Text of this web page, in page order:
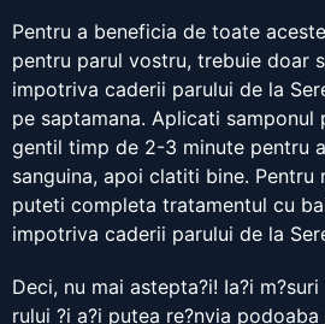
Pentru a beneficia de toate
pentru parul vostru, trebuie doar
impotriva caderii parului de la
pe saptamana. Aplicati samponul
gentil timp de 2-3 minute pentru
sanguina, apoi clatiti bine. Pentru
puteti completa tratamentul cu
impotriva caderii parului de la
Deci, nu mai astepta?i! Ia?i
rului ?i a?i putea re?nvia